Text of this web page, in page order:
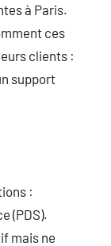
à Paris.
ces
clients :
support
:
(PDS).
mais ne